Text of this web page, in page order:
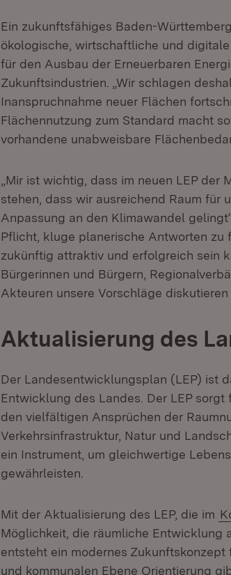
Ein zukunftsfähiges Baden-
ökologische, wirtschaftliche und digitale
für den Ausbau der Erneuerbaren
Zukunftsindustrien. „Wir schlagen
Inanspruchnahme neuer Flächen
Flächennutzung zum Standard macht
vorhandene unabweisbare
„Mir ist wichtig, dass im neuen LEP
stehen, dass wir ausreichend Raum für
Anpassung an den Klimawandel
Pflicht, kluge planerische Antworten
zukünftig attraktiv und erfolgreich sein
Bürgerinnen und Bürgern,
Akteuren unsere Vorschläge
Aktualisierung des
Der Landesentwicklungsplan (LEP) ist
Entwicklung des Landes. Der LEP
den vielfältigen Ansprüchen der
Verkehrsinfrastruktur, Natur und
ein Instrument, um gleichwertige
gewährleisten.
Mit der Aktualisierung des LEP, die im
Möglichkeit, die räumliche Entwicklung
entsteht ein modernes
und kommunalen Ebene Orientierung